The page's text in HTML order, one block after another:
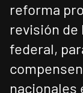
reforma
revisión de
federal,
nacionales